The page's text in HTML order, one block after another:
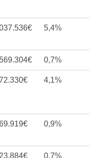
5,4%
0,7%
4,1%
0,9%
0,7%